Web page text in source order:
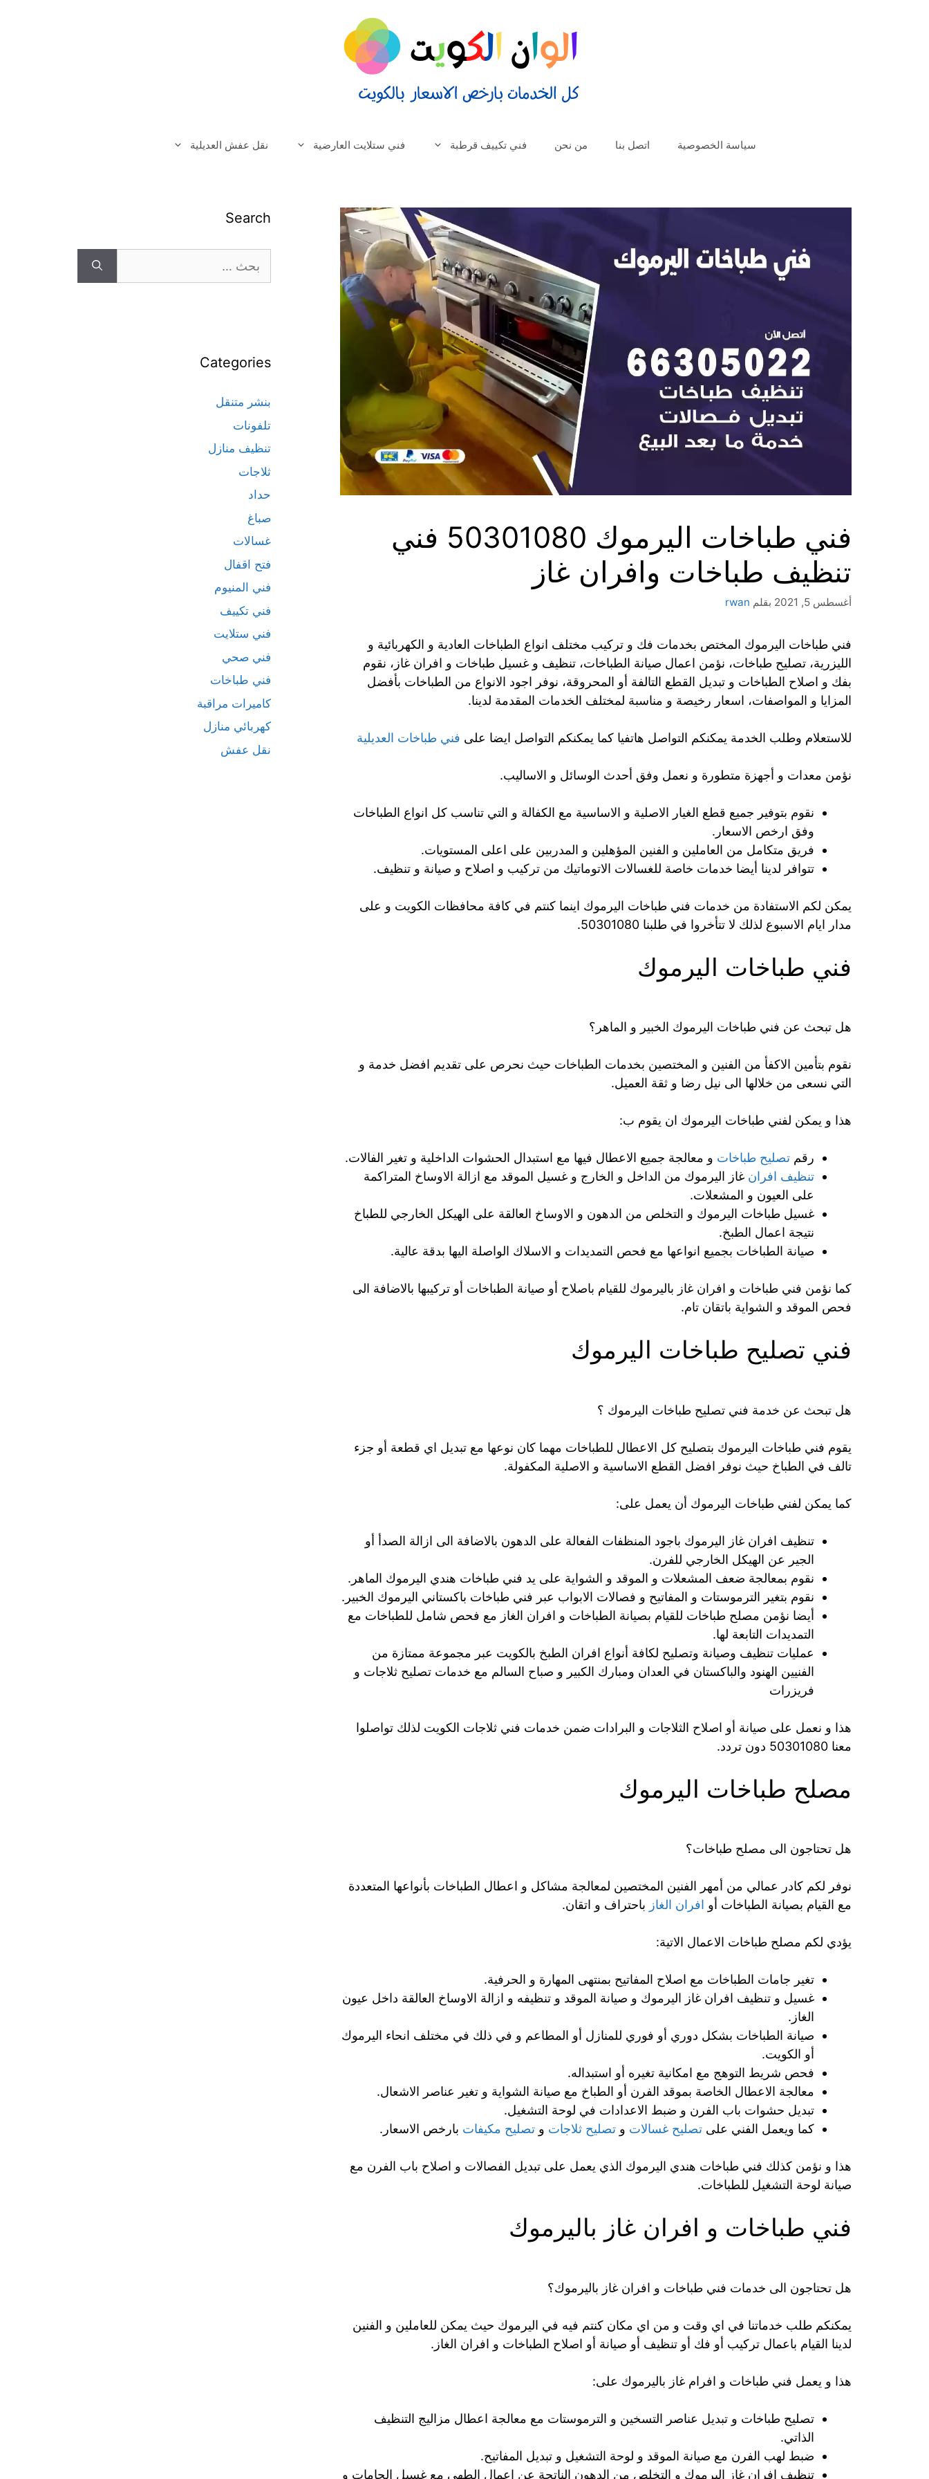
سياسة الخصوصية اتصل بنا من نحن فني تكييف قرطبة فني ستلايت العارضية نقل عفش العديلية
فني طباخات اليرموك 50301080 فني
تنظيف طباخات وافران غاز
أغسطس 5, 2021 بقلم rwan
فني طباخات اليرموك المختص بخدمات فك و تركيب مختلف انواع الطباخات العادية و الكهربائية و
الليزرية، تصليح طباخات، نؤمن اعمال صيانة الطباخات، تنظيف و غسيل طباخات و افران غاز، نقوم
بفك و اصلاح الطباخات و تبديل القطع التالفة أو المحروقة، نوفر اجود الانواع من الطباخات بأفضل
المزايا و المواصفات، اسعار رخيصة و مناسبة لمختلف الخدمات المقدمة لدينا.
للاستعلام وطلب الخدمة يمكنكم التواصل هاتفيا كما يمكنكم التواصل ايضا على فني طباخات العديلية
نؤمن معدات و أجهزة متطورة و نعمل وفق أحدث الوسائل و الاساليب.
نقوم بتوفير جميع قطع الغيار الاصلية و الاساسية مع الكفالة و التي تناسب كل انواع الطباخات
وفق ارخص الاسعار.
فريق متكامل من العاملين و الفنين المؤهلين و المدربين على اعلى المستويات.
تتوافر لدينا أيضا خدمات خاصة للغسالات الاتوماتيك من تركيب و اصلاح و صيانة و تنظيف.
يمكن لكم الاستفادة من خدمات فني طباخات اليرموك اينما كنتم في كافة محافظات الكويت و على
مدار ايام الاسبوع لذلك لا تتأخروا في طلبنا 50301080.
فني طباخات اليرموك
هل تبحث عن فني طباخات اليرموك الخبير و الماهر؟
نقوم بتأمين الاكفأ من الفنين و المختصين بخدمات الطباخات حيث نحرص على تقديم افضل خدمة و
التي نسعى من خلالها الى نيل رضا و ثقة العميل.
هذا و يمكن لفني طباخات اليرموك ان يقوم ب:
رقم تصليح طباخات و معالجة جميع الاعطال فيها مع استبدال الحشوات الداخلية و تغير الفالات.
تنظيف افران غاز اليرموك من الداخل و الخارج و غسيل الموقد مع ازالة الاوساخ المتراكمة
على العيون و المشعلات.
غسيل طباخات اليرموك و التخلص من الدهون و الاوساخ العالقة على الهيكل الخارجي للطباخ
نتيجة اعمال الطبخ.
صيانة الطباخات بجميع انواعها مع فحص التمديدات و الاسلاك الواصلة اليها بدقة عالية.
كما نؤمن فني طباخات و افران غاز باليرموك للقيام باصلاح أو صيانة الطباخات أو تركيبها بالاضافة الى
فحص الموقد و الشواية باتقان تام.
فني تصليح طباخات اليرموك
هل تبحث عن خدمة فني تصليح طباخات اليرموك ؟
يقوم فني طباخات اليرموك بتصليح كل الاعطال للطباخات مهما كان نوعها مع تبديل اي قطعة أو جزء
تالف في الطباخ حيث نوفر افضل القطع الاساسية و الاصلية المكفولة.
كما يمكن لفني طباخات اليرموك أن يعمل على:
تنظيف افران غاز اليرموك باجود المنظفات الفعالة على الدهون بالاضافة الى ازالة الصدأ أو
الجير عن الهيكل الخارجي للفرن.
نقوم بمعالجة ضعف المشعلات و الموقد و الشواية على يد فني طباخات هندي اليرموك الماهر.
نقوم بتغير الترموستات و المفاتيح و فصالات الابواب عبر فني طباخات باكستاني اليرموك الخبير.
أيضا نؤمن مصلح طباخات للقيام بصيانة الطباخات و افران الغاز مع فحص شامل للطباخات مع
التمديدات التابعة لها.
عمليات تنظيف وصيانة وتصليح لكافة أنواع افران الطبخ بالكويت عبر مجموعة ممتازة من
الفنيين الهنود والباكستان في العدان ومبارك الكبير و صباح السالم مع خدمات تصليح ثلاجات و
فريزرات
هذا و نعمل على صيانة أو اصلاح الثلاجات و البرادات ضمن خدمات فني ثلاجات الكويت لذلك تواصلوا
معنا 50301080 دون تردد.
مصلح طباخات اليرموك
هل تحتاجون الى مصلح طباخات؟
نوفر لكم كادر عمالي من أمهر الفنين المختصين لمعالجة مشاكل و اعطال الطباخات بأنواعها المتعددة
مع القيام بصيانة الطباخات أو افران الغاز باحتراف و اتقان.
يؤدي لكم مصلح طباخات الاعمال الاتية:
تغير جامات الطباخات مع اصلاح المفاتيح بمنتهى المهارة و الحرفية.
غسيل و تنظيف افران غاز اليرموك و صيانة الموقد و تنظيفه و ازالة الاوساخ العالقة داخل عيون
الغاز.
صيانة الطباخات بشكل دوري أو فوري للمنازل أو المطاعم و في ذلك في مختلف انحاء اليرموك
أو الكويت.
فحص شريط التوهج مع امكانية تغيره أو استبداله.
معالجة الاعطال الخاصة بموقد الفرن أو الطباخ مع صيانة الشواية و تغير عناصر الاشعال.
تبديل حشوات باب الفرن و ضبط الاعدادات في لوحة التشغيل.
كما ويعمل الفني على تصليح غسالات و تصليح ثلاجات و تصليح مكيفات بارخص الاسعار.
هذا و نؤمن كذلك فني طباخات هندي اليرموك الذي يعمل على تبديل الفصالات و اصلاح باب الفرن مع
صيانة لوحة التشغيل للطباخات.
فني طباخات و افران غاز باليرموك
هل تحتاجون الى خدمات فني طباخات و افران غاز باليرموك؟
يمكنكم طلب خدماتنا في اي وقت و من اي مكان كنتم فيه في اليرموك حيث يمكن للعاملين و الفنين
لدينا القيام باعمال تركيب أو فك أو تنظيف أو صيانة أو اصلاح الطباخات و افران الغاز.
هذا و يعمل فني طباخات و افرام غاز باليرموك على:
تصليح طباخات و تبديل عناصر التسخين و الترموستات مع معالجة اعطال مزاليج التنظيف
الذاتي.
ضبط لهب الفرن مع صيانة الموقد و لوحة التشغيل و تبديل المفاتيح.
تنظيف افران غاز اليرموك و التخلص من الدهون الناتجة عن اعمال الطهي مع غسيل الجامات و
Search
Categories
بنشر متنقل
تلفونات
تنظيف منازل
ثلاجات
حداد
صباغ
غسالات
فتح اقفال
فني المنيوم
فني تكييف
فني ستلايت
فني صحي
فني طباخات
كاميرات مراقبة
كهربائي منازل
نقل عفش